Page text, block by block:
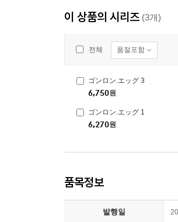
이 상품의 시리즈 (3개)
전체 품절포함
ゴンロン.エッグ 3
6,750원
ゴンロン.エッグ 1
6,270원
품목정보
발행일